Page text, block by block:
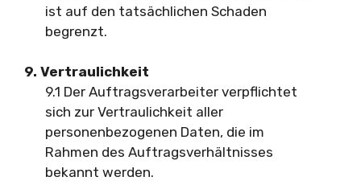
ist auf den tatsächlichen Schaden
begrenzt.
9. Vertraulichkeit
9.1 Der Auftragsverarbeiter verpflichtet
sich zur Vertraulichkeit aller
personenbezogenen Daten, die im
Rahmen des Auftragsverhältnisses
bekannt werden.